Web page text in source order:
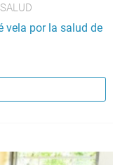
vela por la salud de